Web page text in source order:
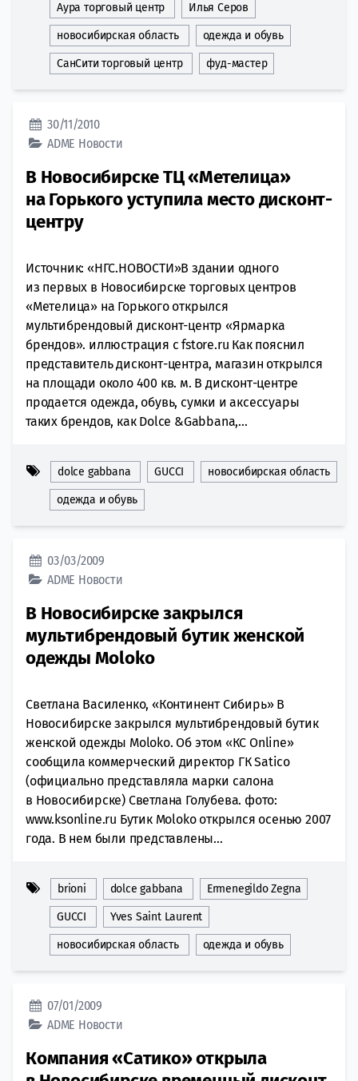
Аура торговый центр Илья Серов
новосибирская область одежда и обувь
СанСити торговый центр фуд-мастер
30/11/2010
ADME Новости
В Новосибирске ТЦ «Метелица»
на Горького уступила место дисконт-
центру
Источник: «НГС.НОВОСТИ»В здании одного
из первых в Новосибирске торговых центров
«Метелица» на Горького открылся
мультибрендовый дисконт-центр «Ярмарка
брендов». иллюстрация с fstore.ru Как пояснил
представитель дисконт-центра, магазин открылся
на площади около 400 кв. м. В дисконт-центре
продается одежда, обувь, сумки и аксессуары
таких брендов, как Dolce &Gabbana,...
dolce gabbana GUCCI новосибирская область
одежда и обувь
03/03/2009
ADME Новости
В Новосибирске закрылся
мультибрендовый бутик женской
одежды Moloko
Светлана Василенко, «Континент Сибирь» В
Новосибирске закрылся мультибрендовый бутик
женской одежды Moloko. Об этом «КС Online»
сообщила коммерческий директор ГК Satico
(официально представляла марки салона
в Новосибирске) Светлана Голубева. фото:
www.ksonline.ru Бутик Moloko открылся осенью 2007
года. В нем были представлены...
brioni dolce gabbana Ermenegildo Zegna
GUCCI Yves Saint Laurent
новосибирская область одежда и обувь
07/01/2009
ADME Новости
Компания «Сатико» открыла